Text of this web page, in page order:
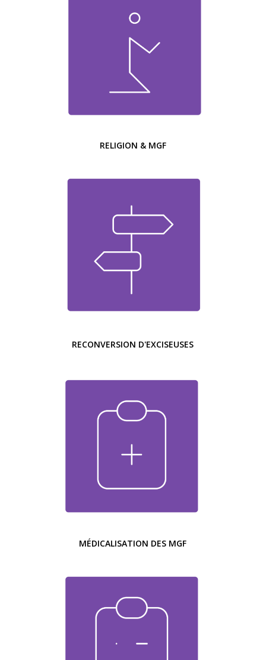
RELIGION & MGF
RECONVERSION D'EXCISEUSES
MÉDICALISATION DES MGF